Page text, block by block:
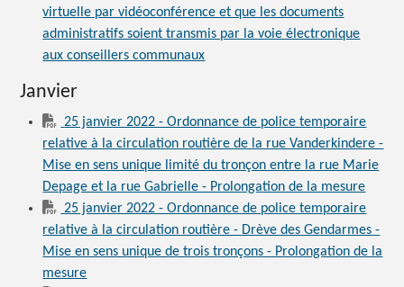
virtuelle par vidéoconférence et que les documents
administratifs soient transmis par la voie électronique
aux conseillers communaux
Janvier
25 janvier 2022 - Ordonnance de police temporaire
relative à la circulation routière de la rue Vanderkindere -
Mise en sens unique limité du tronçon entre la rue Marie
Depage et la rue Gabrielle - Prolongation de la mesure
25 janvier 2022 - Ordonnance de police temporaire
relative à la circulation routière - Drève des Gendarmes -
Mise en sens unique de trois tronçons - Prolongation de la
mesure